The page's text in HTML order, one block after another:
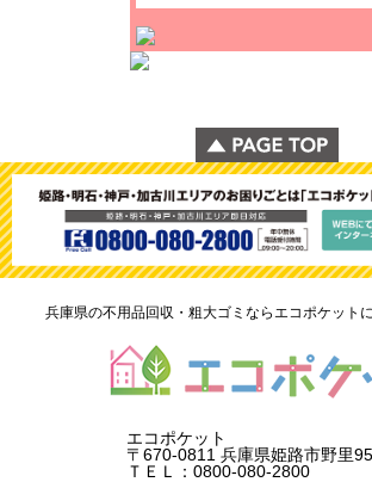
兵庫県の不用品回収・粗大ゴミならエコポケット
エコポケット
〒670-0811 兵庫県姫路市野里
ＴＥＬ：0800-080-2800